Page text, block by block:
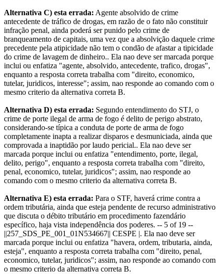
Alternativa C) esta errada: Agente absolvido de crime
antecedente de tráfico de drogas, em razão de o fato não constituir
infração penal, ainda poderá ser punido pelo crime de
branqueamento de capitais, uma vez que a absolvição daquele crime
precedente pela atipicidade não tem o condão de afastar a tipicidade
do crime de lavagem de dinheiro.. Ela nao deve ser marcada porque
inclui ou enfatiza "agente, absolvido, antecedente, trafico, drogas",
enquanto a resposta correta trabalha com "direito, economico,
tutelar, juridicos, interesse"; assim, nao responde ao comando com o
mesmo criterio da alternativa correta B.
Alternativa D) esta errada: Segundo entendimento do STJ, o
crime de porte ilegal de arma de fogo é delito de perigo abstrato,
considerando-se típica a conduta de porte de arma de fogo
completamente inapta a realizar disparos e desmuniciada, ainda que
comprovada a inaptidão por laudo pericial.. Ela nao deve ser
marcada porque inclui ou enfatiza "entendimento, porte, ilegal,
delito, perigo", enquanto a resposta correta trabalha com "direito,
penal, economico, tutelar, juridicos"; assim, nao responde ao
comando com o mesmo criterio da alternativa correta B.
Alternativa E) esta errada: Para o STF, haverá crime contra a
ordem tributária, ainda que esteja pendente de recurso administrativo
que discuta o débito tributário em procedimento fazendário
específico, haja vista independência dos poderes. -- 5 of 19 --
||257_SDS_PE_001_01N534667|| CESPE |. Ela nao deve ser
marcada porque inclui ou enfatiza "havera, ordem, tributaria, ainda,
esteja", enquanto a resposta correta trabalha com "direito, penal,
economico, tutelar, juridicos"; assim, nao responde ao comando com
o mesmo criterio da alternativa correta B.